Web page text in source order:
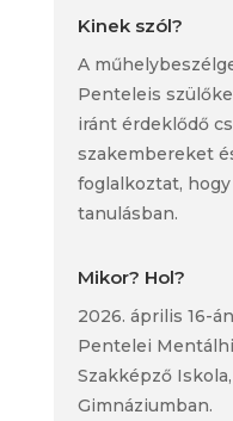
Kinek szól?
A
Penteleis
iránt érdeklődő
szakembereket
foglalkoztat,
tanulásban.
Mikor? Hol?
2026. április 16-
Pentelei
Szakképző
Gimnáziumban.